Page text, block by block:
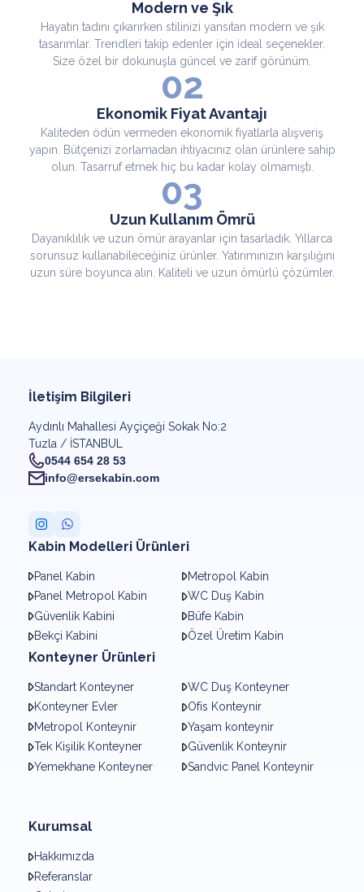
Modern ve Şık
Hayatın tadını çıkarırken stilinizi yansıtan modern ve şık
tasarımlar. Trendleri takip edenler için ideal seçenekler.
Size özel bir dokunuşla güncel ve zarif görünüm.
02
Ekonomik Fiyat Avantajı
Kaliteden ödün vermeden ekonomik fiyatlarla alışveriş
yapın. Bütçenizi zorlamadan ihtiyacınız olan ürünlere sahip
olun. Tasarruf etmek hiç bu kadar kolay olmamıştı.
03
Uzun Kullanım Ömrü
Dayanıklılık ve uzun ömür arayanlar için tasarladık. Yıllarca
sorunsuz kullanabileceğiniz ürünler. Yatırımınızın karşılığını
uzun süre boyunca alın. Kaliteli ve uzun ömürlü çözümler.
İletişim Bilgileri
Aydınlı Mahallesi Ayçiçeği Sokak No:2
Tuzla / İSTANBUL
0544 654 28 53
info@ersekabin.com
Kabin Modelleri Ürünleri
Panel Kabin
Metropol Kabin
Panel Metropol Kabin
WC Duş Kabin
Güvenlik Kabini
Büfe Kabin
Bekçi Kabini
Özel Üretim Kabin
Konteyner Ürünleri
Standart Konteyner
WC Duş Konteyner
Konteyner Evler
Ofis Konteynir
Metropol Konteynir
Yaşam konteynir
Tek Kişilik Konteyner
Güvenlik Konteynir
Yemekhane Konteyner
Sandvic Panel Konteynir
Kurumsal
Hakkımızda
Referanslar